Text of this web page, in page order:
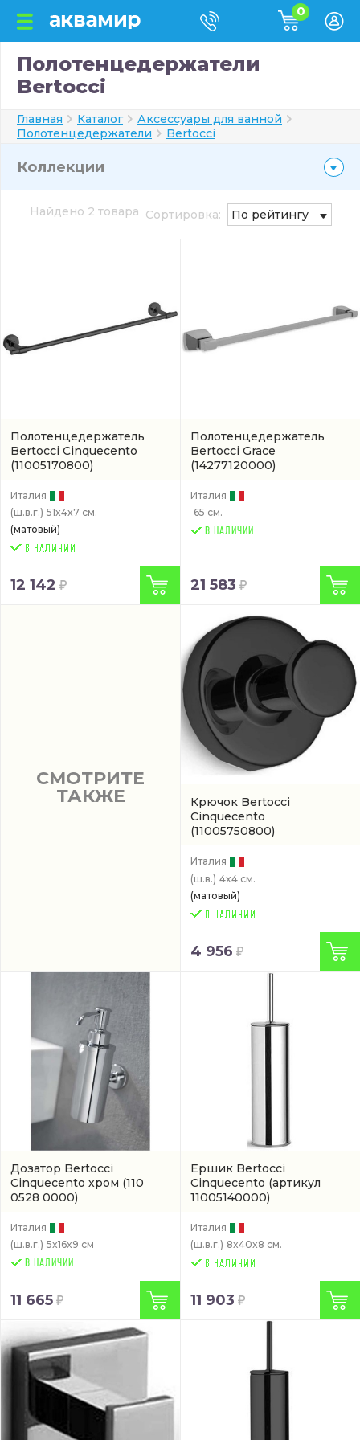
0
Полотенцедержатели
Bertocci
Главная Каталог
Аксессуары для ванной
Полотенцедержатели
Bertocci
Коллекции
Найдено 2 товара Сортировка: По рейтингу
Полотенцедержатель
Bertocci Cinquecento
(11005170800)
Италия
(ш.в.г.) 51x4x7 см.
(матовый)
12 142
Полотенцедержатель
Bertocci Grace
(14277120000)
Италия
65 см.
В НАЛИЧИИ
21 583
СМОТРИТЕ
ТАКЖЕ
Крючок Bertocci
Cinquecento
(11005750800)
Италия
(ш.в.) 4x4 см.
(матовый)
4 956
Дозатор Bertocci
Cinquecento хром (110
0528 0000)
Италия
(ш.в.г.) 5x16x9 см
В НАЛИЧИИ
11 665
Ершик Bertocci
Cinquecento (артикул
11005140000)
Италия
(ш.в.г.) 8x40x8 см.
11 903